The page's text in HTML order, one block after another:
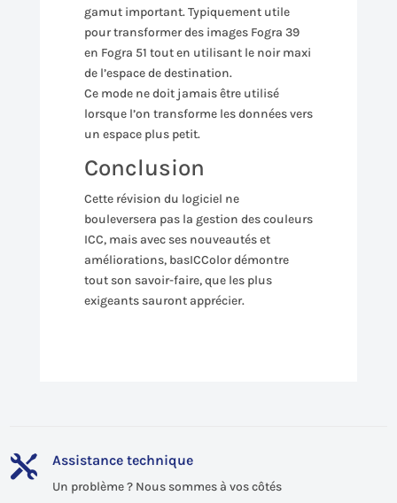
gamut important. Typiquement utile
pour transformer des images Fogra 39
en Fogra 51 tout en utilisant le noir maxi
de l’espace de destination.
Ce mode ne doit jamais être utilisé
lorsque l’on transforme les données vers
un espace plus petit.
Conclusion
Cette révision du logiciel ne
bouleversera pas la gestion des couleurs
ICC, mais avec ses nouveautés et
améliorations, basICColor démontre
tout son savoir-faire, que les plus
exigeants sauront apprécier.
 Assistance technique
Un problème ? Nous sommes à vos côtés